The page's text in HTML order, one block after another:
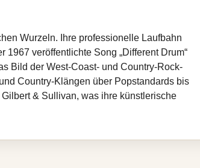
Wurzeln. Ihre professionelle Laufbahn
veröffentlichte Song „Different Drum“
Bild der West-Coast- und Country-Rock-
Country-Klängen über Popstandards bis
& Sullivan, was ihre künstlerische